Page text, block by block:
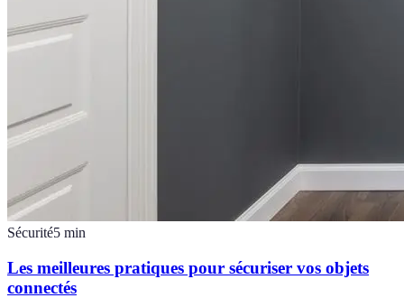
Sécurité5 min
Les meilleures pratiques pour sécuriser vos objets
connectés